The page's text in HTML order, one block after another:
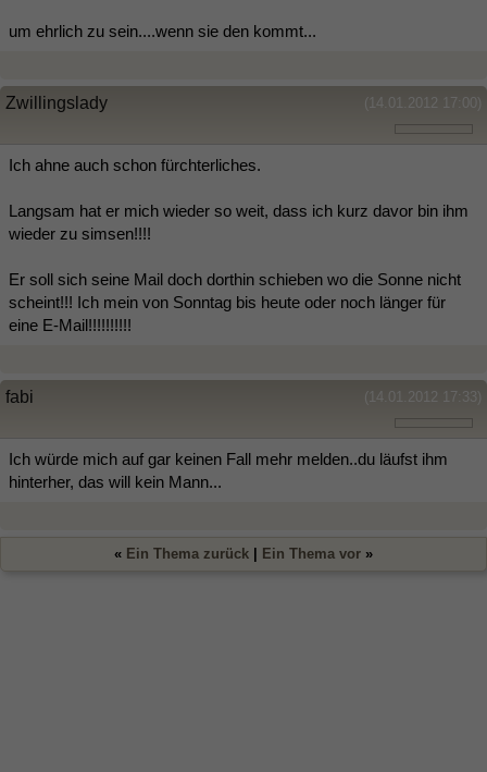
um ehrlich zu sein....wenn sie den kommt...
(14.01.2012 17:00)
Zwillingslady
Ich ahne auch schon fürchterliches.
Langsam hat er mich wieder so weit, dass ich kurz davor bin ihm
wieder zu simsen!!!!
Er soll sich seine Mail doch dorthin schieben wo die Sonne nicht
scheint!!! Ich mein von Sonntag bis heute oder noch länger für
eine E-Mail!!!!!!!!!!
(14.01.2012 17:33)
fabi
Ich würde mich auf gar keinen Fall mehr melden..du läufst ihm
hinterher, das will kein Mann...
« Ein Thema zurück Ein Thema vor »